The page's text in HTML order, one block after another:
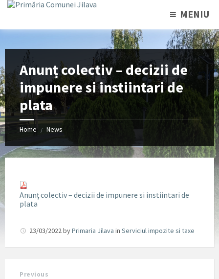
MENIU
Anunț colectiv – decizii de
impunere si instiintari de
plata
Home / News
Anunț colectiv – decizii de impunere si instiintari de
plata
23/03/2022byPrimaria Jilava in Serviciul impozite si taxe
Previous